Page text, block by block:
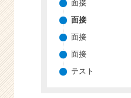
面接
面接
面接
面接
テスト